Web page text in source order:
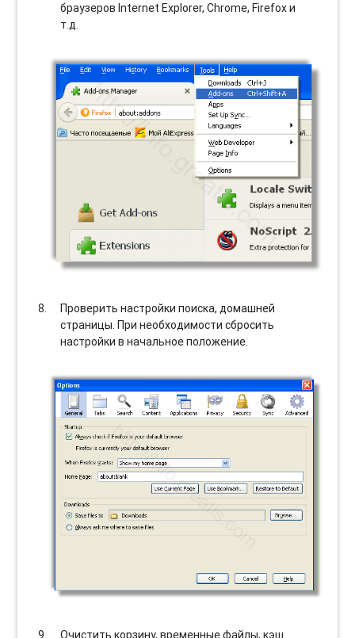
браузеров Internet Explorer, Chrome, Firefox и
т.д.
Проверить настройки поиска, домашней
страницы. При необходимости сбросить
настройки в начальное положение.
Очистить корзину, временные файлы, кэш